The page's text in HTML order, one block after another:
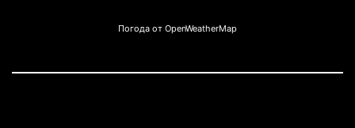
Погода от OpenWeatherMap